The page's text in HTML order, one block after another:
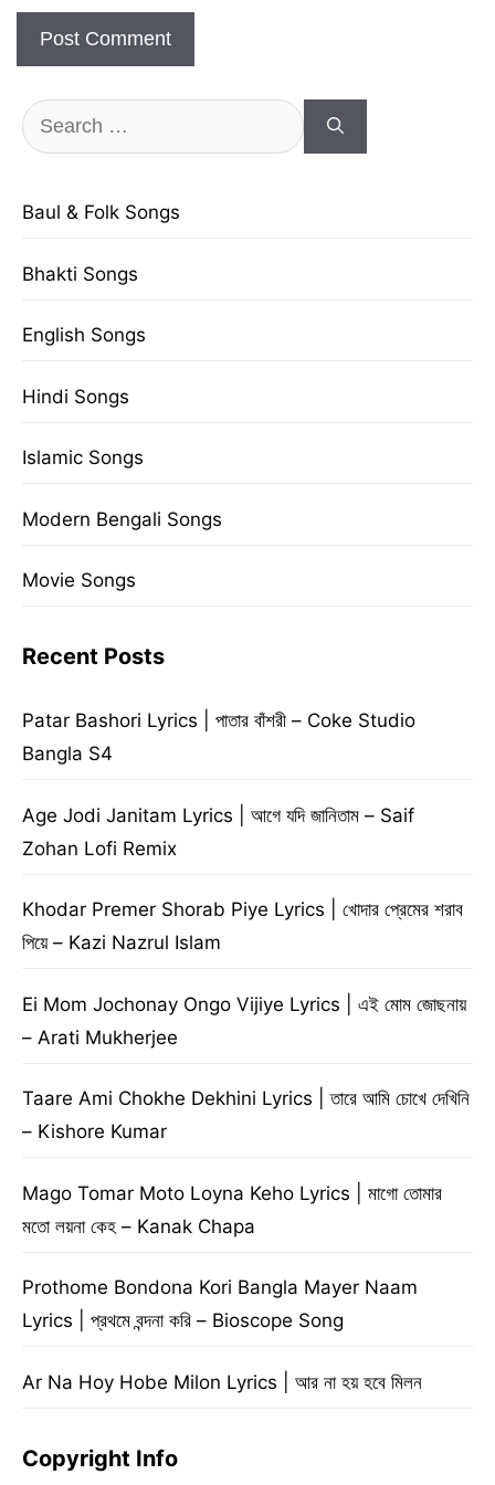
Search
for:
Baul & Folk Songs
Bhakti Songs
English Songs
Hindi Songs
Islamic Songs
Modern Bengali Songs
Movie Songs
Recent Posts
Patar Bashori Lyrics | পাতার বাঁশরী – Coke Studio
Bangla S4
Age Jodi Janitam Lyrics | আগে যদি জানিতাম – Saif
Zohan Lofi Remix
Khodar Premer Shorab Piye Lyrics | খোদার প্রেমের শরাব
পিয়ে – Kazi Nazrul Islam
Ei Mom Jochonay Ongo Vijiye Lyrics | এই মোম জোছনায়
– Arati Mukherjee
Taare Ami Chokhe Dekhini Lyrics | তারে আমি চোখে দেখিনি
– Kishore Kumar
Mago Tomar Moto Loyna Keho Lyrics | মাগো তোমার
মতো লয়না কেহ – Kanak Chapa
Prothome Bondona Kori Bangla Mayer Naam
Lyrics | প্রথমে বন্দনা করি – Bioscope Song
Ar Na Hoy Hobe Milon Lyrics | আর না হয় হবে মিলন
Copyright Info